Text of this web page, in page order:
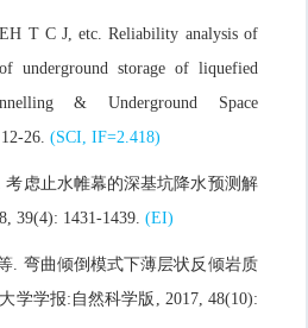
T C J, etc. Reliability analysis of
underground storage of liquefied
& Underground Space
12-26.(SCI, IF=2.418)
考虑止水帷幕的深基坑降水预测解
39(4): 1431-1439. (EI)
. 弯曲倾倒模式下薄层状反倾岩质
学学报:自然科学版 , 2017, 48(10):